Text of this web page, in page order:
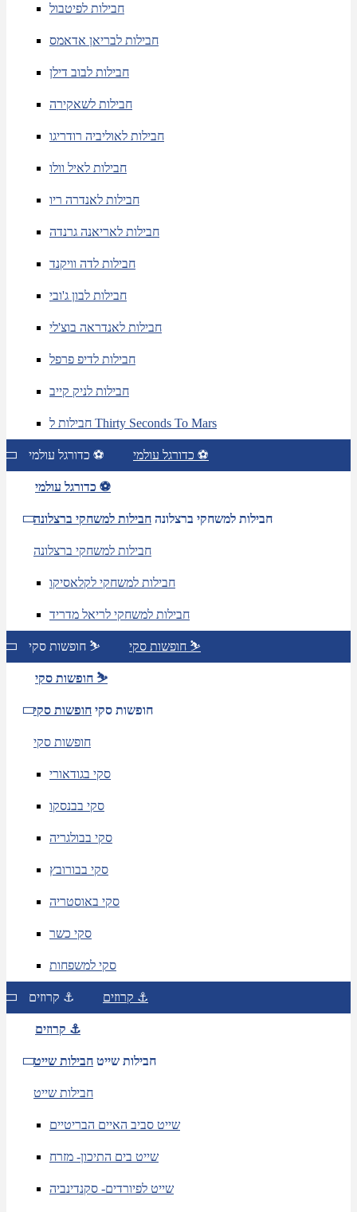
חבילות לפיטבול
חבילות לבריאן אדאמס
חבילות לבוב דילן
חבילות לשאקירה
חבילות לאוליביה רודריגו
חבילות לאיל וולו
חבילות לאנדרה ריו
חבילות לאריאנה גרנדה
חבילות לדה וויקנד
חבילות לבון ג'ובי
חבילות לאנדראה בוצ'לי
חבילות לדיפ פרפל
חבילות לניק קייב
חבילות ל Thirty Seconds To Mars
כדורגל עולמי ⚽ כדורגל עולמי ⚽
כדורגל עולמי ⚽
חבילות למשחקי ברצלונה חבילות למשחקי ברצלונה
חבילות למשחקי ברצלונה
חבילות למשחקי לקלאסיקו
חבילות למשחקי לריאל מדריד
חופשות סקי ⛷️ חופשות סקי ⛷️
חופשות סקי ⛷️
חופשות סקי חופשות סקי
חופשות סקי
סקי בגודאורי
סקי בבנסקו
סקי בבולגריה
סקי בבורובץ
סקי באוסטריה
סקי כשר
סקי למשפחות
קרוזים ⚓ קרוזים ⚓
קרוזים ⚓
חבילות שייט חבילות שייט
חבילות שייט
שייט סביב האיים הבריטיים
שייט בים התיכון- מזרח
שייט לפיורדים- סקנדינביה